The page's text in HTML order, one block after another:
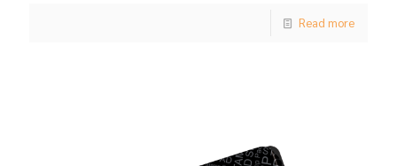
Read more